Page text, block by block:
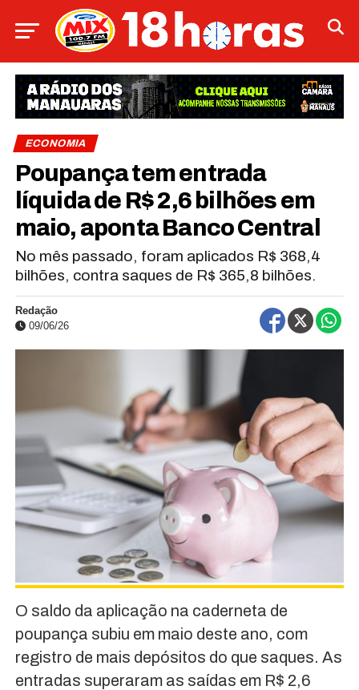
ECONOMIA
Poupança tem entrada
líquida de R$ 2,6 bilhões em
maio, aponta Banco Central
No mês passado, foram aplicados R$ 368,4
bilhões, contra saques de R$ 365,8 bilhões.
Redação
09/06/26
O saldo da aplicação na caderneta de
poupança subiu em maio deste ano, com
registro de mais depósitos do que saques. As
entradas superaram as saídas em R$ 2,6